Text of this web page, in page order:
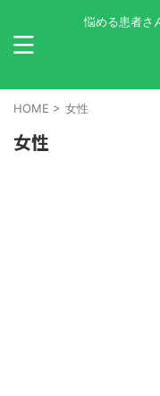
悩める患者さ
HOME > 女性
女性